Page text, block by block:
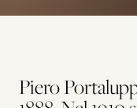
Piero